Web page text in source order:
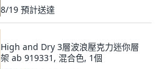
8/19 預計送達
High and Dry 3層波浪壓克力迷你層
架 ab 919331, 混合色, 1個